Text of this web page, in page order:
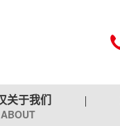
关于我们
ABOUT